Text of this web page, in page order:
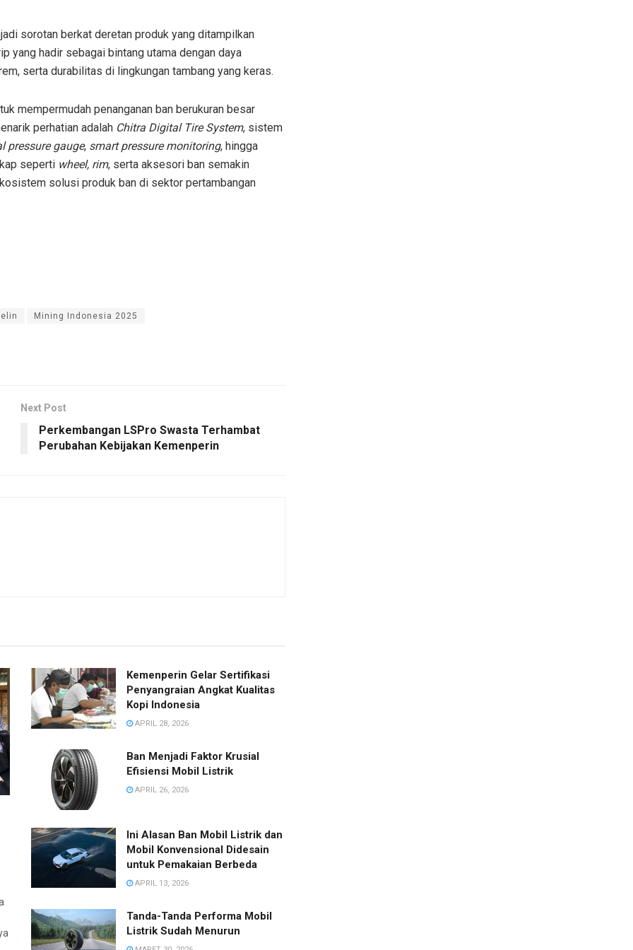
sorotan berkat deretan produk yang ditampilkan
yang hadir sebagai bintang utama dengan daya
serta durabilitas di lingkungan tambang yang keras.
mempermudah penanganan ban berukuran besar
perhatian adalah Chitra Digital Tire System, sistem
pressure gauge, smart pressure monitoring, hingga
seperti wheel, rim, serta aksesori ban semakin
solusi produk ban di sektor pertambangan
Mining Indonesia 2025
Next Post
Perkembangan LSPro Swasta Terhambat
Perubahan Kebijakan Kemenperin
Kemenperin Gelar Sertifikasi
Penyangraian Angkat Kualitas
Kopi Indonesia
APRIL 28, 2026
Ban Menjadi Faktor Krusial
Efisiensi Mobil Listrik
APRIL 26, 2026
Ini Alasan Ban Mobil Listrik dan
Mobil Konvensional Didesain
untuk Pemakaian Berbeda
APRIL 13, 2026
Tanda-Tanda Performa Mobil
Listrik Sudah Menurun